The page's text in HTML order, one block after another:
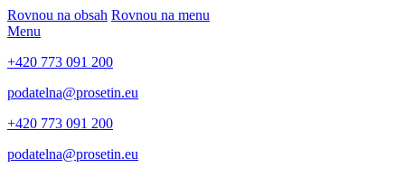
Rovnou na obsah Rovnou na menu
Menu
+420 773 091 200
podatelna@prosetin.eu
+420 773 091 200
podatelna@prosetin.eu